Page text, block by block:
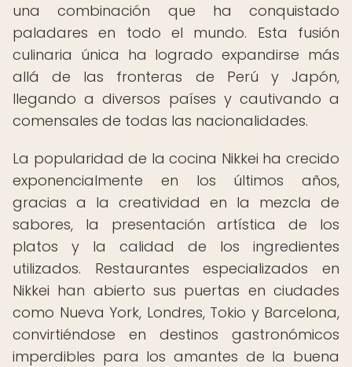
una combinación que ha conquistado
paladares en todo el mundo. Esta fusión
culinaria única ha logrado expandirse más
allá de las fronteras de Perú y Japón,
llegando a diversos países y cautivando a
comensales de todas las nacionalidades.
La popularidad de la cocina Nikkei ha crecido
exponencialmente en los últimos años,
gracias a la creatividad en la mezcla de
sabores, la presentación artística de los
platos y la calidad de los ingredientes
utilizados. Restaurantes especializados en
Nikkei han abierto sus puertas en ciudades
como Nueva York, Londres, Tokio y Barcelona,
convirtiéndose en destinos gastronómicos
imperdibles para los amantes de la buena